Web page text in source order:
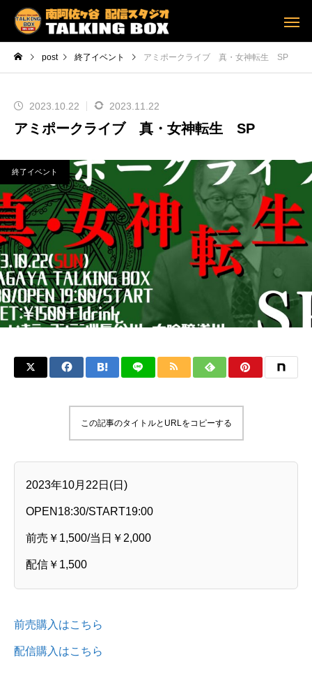
post 終了イベント アミポークライブ 真・女神転生 SP
2023.10.22 2023.11.22
アミポークライブ 真・女神転生 SP
終了イベント
この記事のタイトルとURLをコピーする
2023年10月22日(日)
OPEN18:30/START19:00
前売￥1,500/当日￥2,000
配信￥1,500
前売購入はこちら
配信購入はこちら